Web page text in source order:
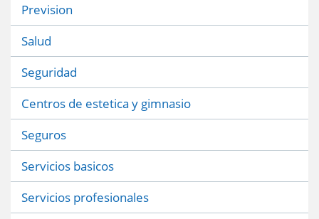
Prevision
Salud
Seguridad
Centros de estetica y gimnasio
Seguros
Servicios basicos
Servicios profesionales